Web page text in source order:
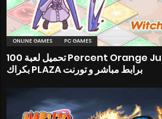
ONLINE GAMES PC GAMES
تحميل لعبة 100 Percent Orange Juice Two Witches
بكراك PLAZA برابط مباشر و تورنت